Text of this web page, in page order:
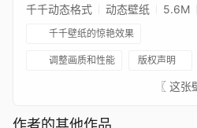
千千动态格式 动态壁纸 5.6M
千千壁纸的惊艳效果
调整画质和性能 版权声明
作者的其他作品